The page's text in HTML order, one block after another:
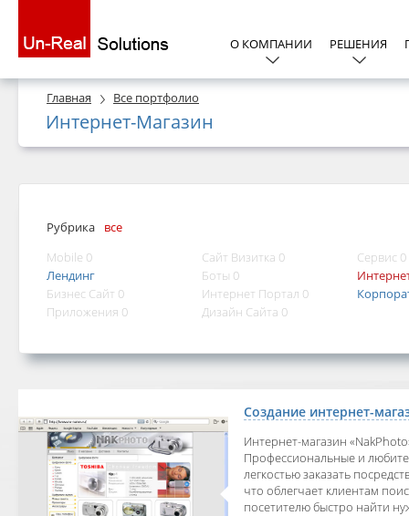
О КОМПАНИИ РЕШЕНИЯ
Главная Все портфолио
Интернет-Магазин
Рубрика
все
Mobile 0
Сайт Визитка 0
Сервис 0
Лендинг
Боты 0
Бизнес Сайт 0
Интернет Портал 0
Приложения 0
Дизайн Сайта 0
Создание интернет-
Интернет-магазин
Профессиональные и
легкостью заказать
что облегчает клиентам
посетителю быстро найти